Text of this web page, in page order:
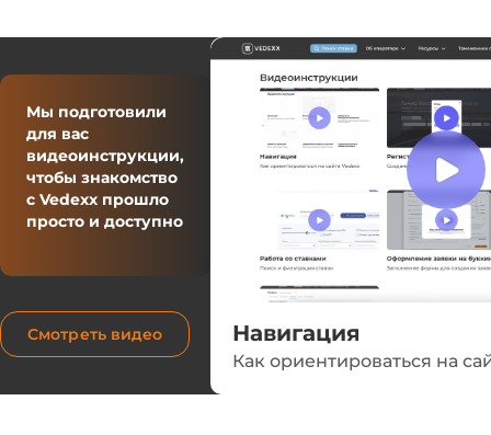
Мы подготовили
для вас
видеоинструкции,
чтобы знакомство
с Vedexx прошло
просто и доступно
Смотреть видео Навигация
Как ориентироваться на